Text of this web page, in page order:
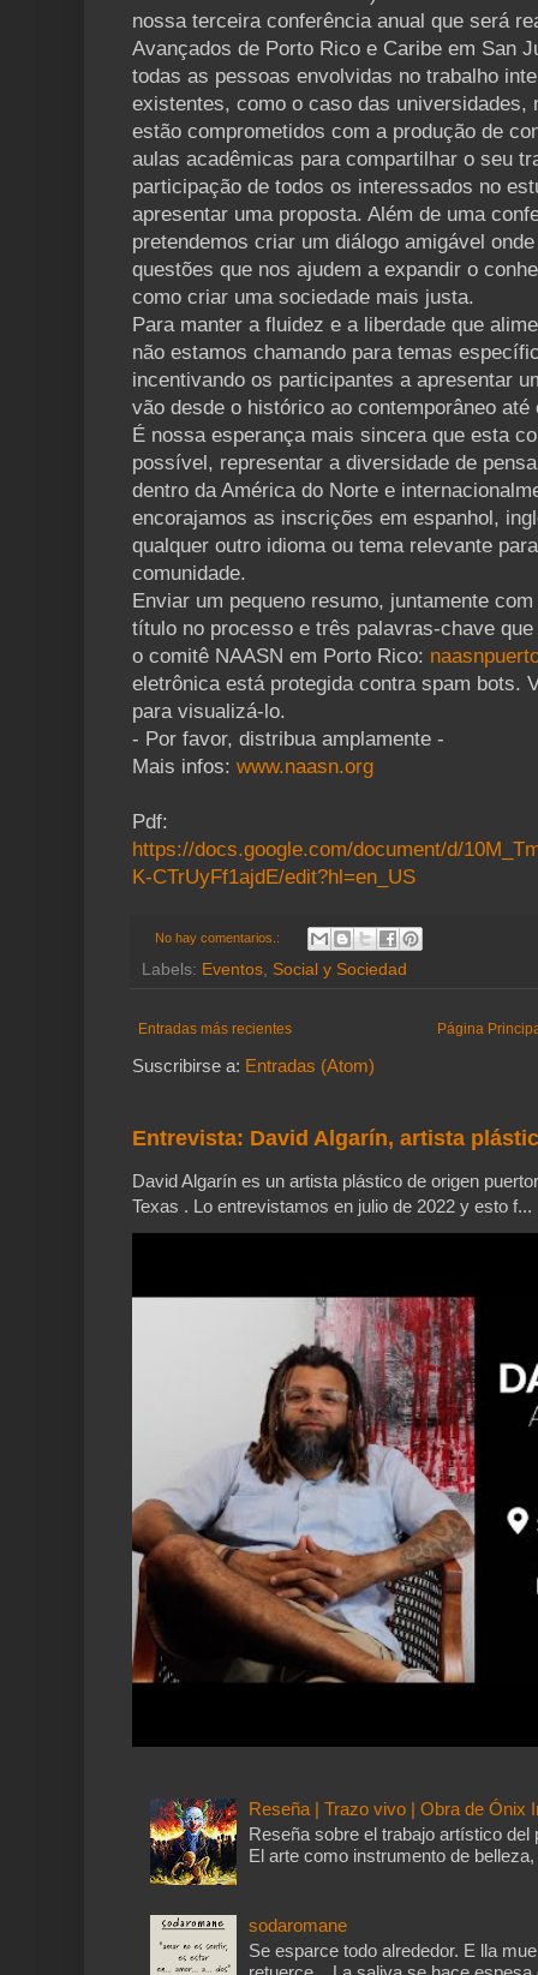
nossa terceira conferência anual que será
Avançados de Porto Rico e Caribe em San
todas as pessoas envolvidas no trabalho
existentes, como o caso das universidades,
estão comprometidos com a produção de
aulas acadêmicas para compartilhar o seu
participação de todos os interessados no
apresentar uma proposta. Além de uma
pretendemos criar um diálogo amigável
questões que nos ajudem a expandir o
como criar uma sociedade mais justa.
Para manter a fluidez e a liberdade que
não estamos chamando para temas
incentivando os participantes a apresentar
vão desde o histórico ao contemporâneo até
É nossa esperança mais sincera que esta
possível, representar a diversidade de
dentro da América do Norte e
encorajamos as inscrições em espanhol,
qualquer outro idioma ou tema relevante
comunidade.
Enviar um pequeno resumo, juntamente
título no processo e três palavras-chave
o comitê NAASN em Porto Rico:
eletrônica está protegida contra spam bots.
para visualizá-lo.
- Por favor, distribua amplamente -
Mais infos: www.naasn.org
Pdf:
https://docs.google.com/document/d/
K-CTrUyFf1ajdE/edit?hl=en_US
No hay comentarios.:
Labels: Eventos, Social y Sociedad
Entradas más recientes Página
Suscribirse a: Entradas (Atom)
Entrevista: David Algarín, artista
David Algarín es un artista plástico de origen
Texas . Lo entrevistamos en julio de 2022 y esto f...
Reseña | Trazo vivo | Obra de Ónix
Reseña sobre el trabajo artístico
El arte como instrumento de
sodaromane
Se esparce todo alrededor. E lla